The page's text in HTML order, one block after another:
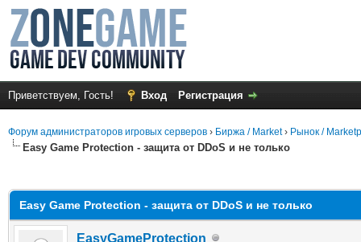
Приветствуем, Гость! Вход Регистрация
Форум администраторов игровых серверов › Биржа / Market› Рынок /
Easy Game Protection - защита от DDoS и не только
Easy Game Protection - защита от DDoS и не только
EasyGameProtection